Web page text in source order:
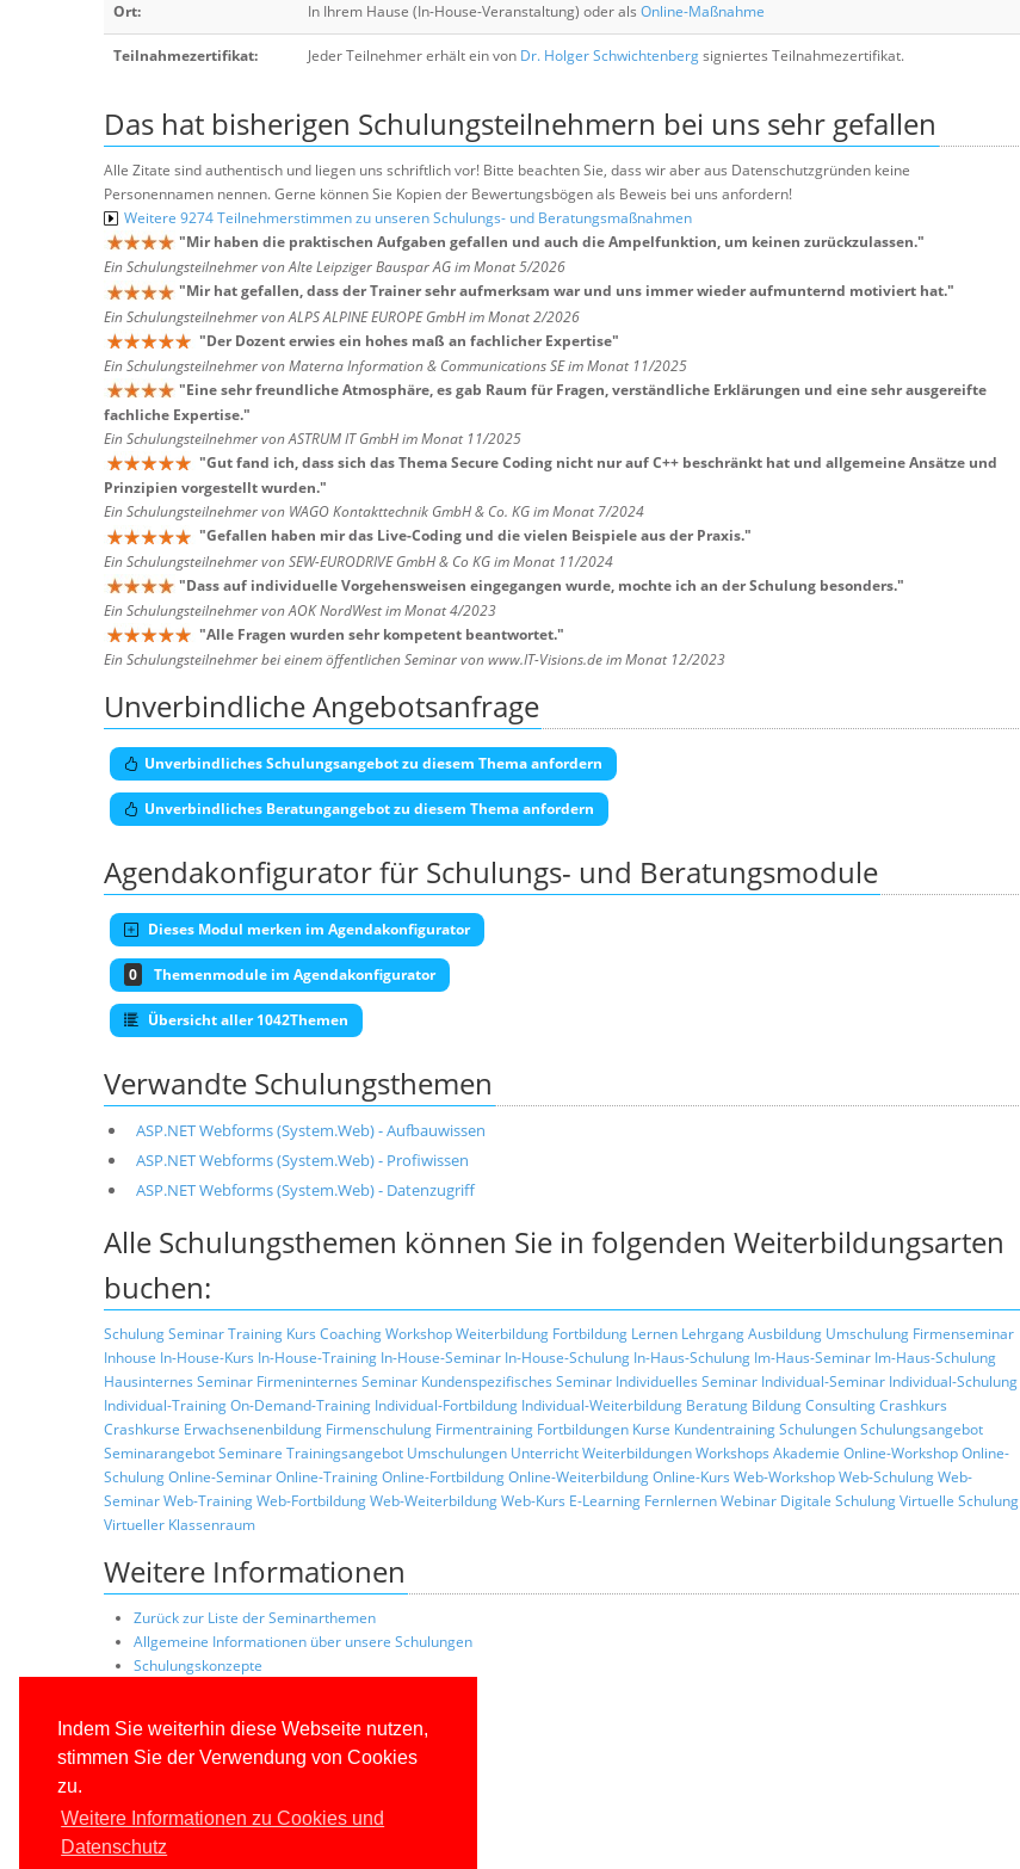
Indem Sie weiterhin diese Webseite nutzen,
stimmen Sie der Verwendung von Cookies
zu.
Weitere Informationen zu Cookies und
Datenschutz
Ort: In Ihrem Hause (In-House-Veranstaltung) oder als Online-Maßnahme
Teilnahmezertifikat: Jeder Teilnehmer erhält ein von Dr. Holger Schwichtenbergsigniertes Teilnahmezertifikat.
Das hat bisherigen Schulungsteilnehmern bei uns sehr gefallen
Alle Zitate sind authentisch und liegen uns schriftlich vor! Bitte beachten Sie, dass wir aber aus Datenschutzgründen keine
Personennamen nennen. Gerne können Sie Kopien der Bewertungsbögen als Beweis bei uns anfordern!
Weitere 9274 Teilnehmerstimmen zu unseren Schulungs- und Beratungsmaßnahmen
"Mir haben die praktischen Aufgaben gefallen und auch die Ampelfunktion, um keinen zurückzulassen."
Ein Schulungsteilnehmer von Alte Leipziger Bauspar AG im Monat 5/2026
"Mir hat gefallen, dass der Trainer sehr aufmerksam war und uns immer wieder aufmunternd motiviert hat."
Ein Schulungsteilnehmer von ALPS ALPINE EUROPE GmbH im Monat 2/2026
"Der Dozent erwies ein hohes maß an fachlicher Expertise"
Ein Schulungsteilnehmer von Materna Information & Communications SE im Monat 11/2025
"Eine sehr freundliche Atmosphäre, es gab Raum für Fragen, verständliche Erklärungen und eine sehr ausgereifte
fachliche Expertise."
Ein Schulungsteilnehmer von ASTRUM IT GmbH im Monat 11/2025
"Gut fand ich, dass sich das Thema Secure Coding nicht nur auf C++ beschränkt hat und allgemeine Ansätze und
Prinzipien vorgestellt wurden."
Ein Schulungsteilnehmer von WAGO Kontakttechnik GmbH & Co. KG im Monat 7/2024
"Gefallen haben mir das Live-Coding und die vielen Beispiele aus der Praxis."
Ein Schulungsteilnehmer von SEW-EURODRIVE GmbH & Co KG im Monat 11/2024
"Dass auf individuelle Vorgehensweisen eingegangen wurde, mochte ich an der Schulung besonders."
Ein Schulungsteilnehmer von AOK NordWest im Monat 4/2023
"Alle Fragen wurden sehr kompetent beantwortet."
Ein Schulungsteilnehmer bei einem öffentlichen Seminar von www.IT-Visions.de im Monat 12/2023
Unverbindliche Angebotsanfrage
Unverbindliches Schulungsangebot zu diesem Thema anfordern
Unverbindliches Beratungangebot zu diesem Thema anfordern
Agendakonfigurator für Schulungs- und Beratungsmodule
Dieses Modul merken im Agendakonfigurator
0 Themenmodule im Agendakonfigurator
Übersicht aller 1042Themen
Verwandte Schulungsthemen
ASP.NET Webforms (System.Web) - Aufbauwissen
ASP.NET Webforms (System.Web) - Profiwissen
ASP.NET Webforms (System.Web) - Datenzugriff
Alle Schulungsthemen können Sie in folgenden Weiterbildungsarten
buchen:
SchulungSeminarTraining Kurs CoachingWorkshopWeiterbildung Fortbildung Lernen LehrgangAusbildung Umschulung Firmenseminar
Inhouse In-House-Kurs In-House-Training In-House-Seminar In-House-Schulung In-Haus-Schulung Im-Haus-Seminar Im-Haus-Schulung
Hausinternes Seminar Firmeninternes Seminar Kundenspezifisches Seminar Individuelles Seminar Individual-Seminar Individual-Schulung
Individual-TrainingOn-Demand-Training Individual-Fortbildung Individual-Weiterbildung Beratung BildungConsultingCrashkurs
Crashkurse Erwachsenenbildung Firmenschulung Firmentraining Fortbildungen Kurse KundentrainingSchulungenSchulungsangebot
SeminarangebotSeminare Trainingsangebot Umschulungen UnterrichtWeiterbildungenWorkshops Akademie Online-WorkshopOnline-
SchulungOnline-SeminarOnline-TrainingOnline-FortbildungOnline-WeiterbildungOnline-Kurs Web-WorkshopWeb-SchulungWeb-
SeminarWeb-TrainingWeb-FortbildungWeb-WeiterbildungWeb-Kurs E-Learning FernlernenWebinar Digitale SchulungVirtuelle Schulung
Virtueller Klassenraum
Weitere Informationen
Zurück zur Liste der Seminarthemen
Allgemeine Informationen über unsere Schulungen
Schulungskonzepte
Referenzkunden